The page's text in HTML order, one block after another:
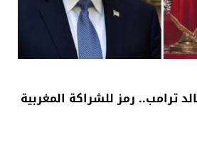
ترامب.. رمز للشراكة المغربية